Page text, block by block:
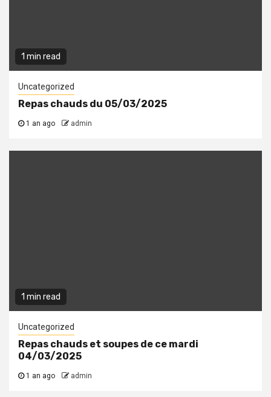
1 min read
Uncategorized
Repas chauds du 05/03/2025
1 an ago admin
1 min read
Uncategorized
Repas chauds et soupes de ce mardi
04/03/2025
1 an ago admin